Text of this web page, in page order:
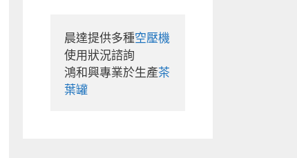
晨達提供多種空壓機
使用狀況諮詢
鴻和興專業於生產茶
葉罐